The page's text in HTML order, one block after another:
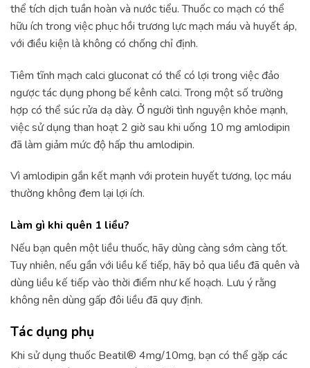
thể tích dịch tuần hoàn và nước tiểu. Thuốc co mạch có thể
hữu ích trong việc phục hồi trương lực mạch máu và huyết áp,
với điều kiện là không có chống chỉ định.
Tiêm tĩnh mạch calci gluconat có thể có lợi trong việc đảo
ngược tác dụng phong bế kênh calci. Trong một số trường
hợp có thể súc rửa dạ dày. Ở người tình nguyện khỏe mạnh,
việc sử dụng than hoạt 2 giờ sau khi uống 10 mg amlodipin
đã làm giảm mức độ hấp thu amlodipin.
Vì amlodipin gắn kết mạnh với protein huyết tương, lọc máu
thường không đem lại lợi ích.
Làm gì khi quên 1 liều?
Nếu bạn quên một liều thuốc, hãy dùng càng sớm càng tốt.
Tuy nhiên, nếu gần với liều kế tiếp, hãy bỏ qua liều đã quên và
dùng liều kế tiếp vào thời điểm như kế hoạch. Lưu ý rằng
không nên dùng gấp đôi liều đã quy định.
Tác dụng phụ
Khi sử dụng thuốc Beatil® 4mg/10mg, bạn có thể gặp các